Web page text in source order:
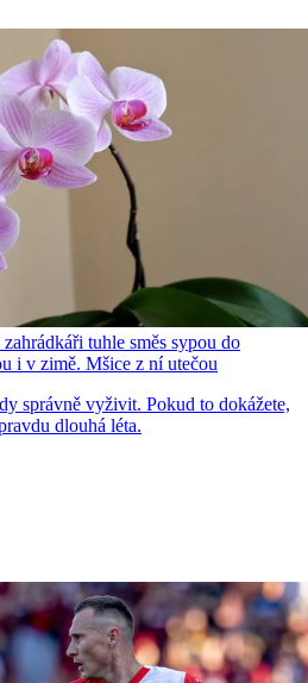
tuhle směs sypou do
i v zimě. Mšice z ní utečou
správně vyživit. Pokud to dokážete,
dlouhá léta.